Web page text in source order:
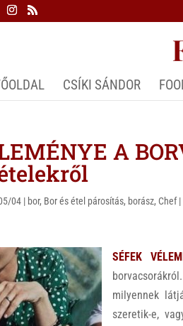
CSÍKI SÁNDOR
A
04 | bor, Bor és étel párosítás, borász, Chef|
SÉFEK
milyennek
szeretik-e,